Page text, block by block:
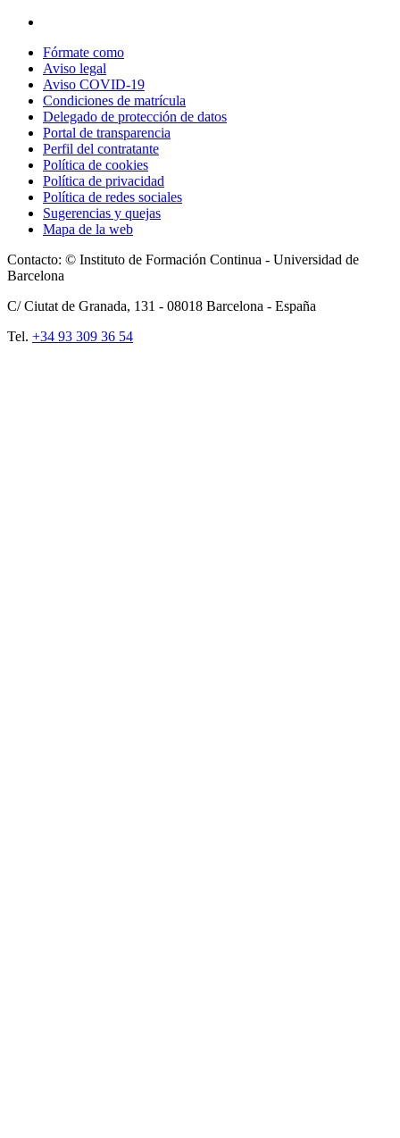
Fórmate como
Aviso legal
Aviso COVID-19
Condiciones de matrícula
Delegado de protección de datos
Portal de transparencia
Perfil del contratante
Política de cookies
Política de privacidad
Política de redes sociales
Sugerencias y quejas
Mapa de la web
Contacto: © Instituto de Formación Continua - Universidad de
Barcelona
C/ Ciutat de Granada, 131 - 08018 Barcelona - España
Tel. +34 93 309 36 54